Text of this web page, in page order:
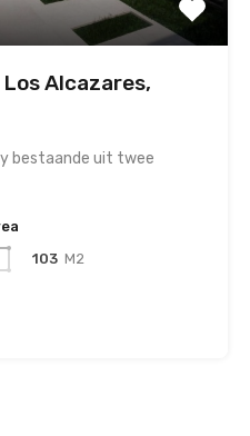
Alcazares,
bestaande uit twee
103 M2